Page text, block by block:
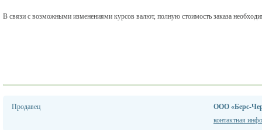
В связи с возможными изменениями курсов валют, полную стоимость заказа
Продавец
ООО «Берс-
контактная